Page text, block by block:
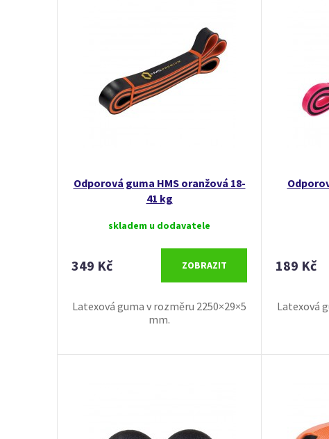
Odporová guma HMS oranžová 18-
41 kg
skladem u dodavatele
349 Kč ZOBRAZIT
Latexová guma v rozměru 2250×29×5
mm.
189 Kč
Latexová